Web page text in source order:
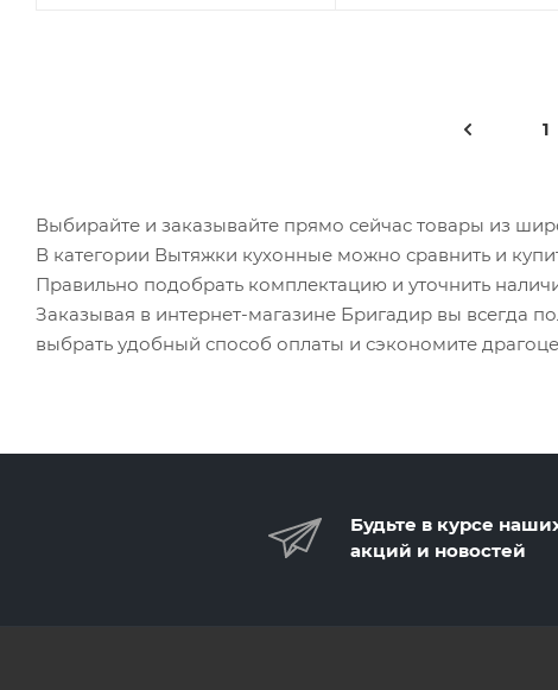
1
Выбирайте и заказывайте прямо сейчас товары из
В категории Вытяжки кухонные можно сравнить и
Правильно подобрать комплектацию и уточнить
Заказывая в интернет-магазине Бригадир вы всегда
выбрать удобный способ оплаты и сэкономите
Будьте в курсе
акций и новостей